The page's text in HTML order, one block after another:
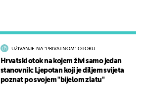
UŽIVANJE NA "PRIVATNOM" OTOKU
Hrvatski otok na kojem živi samo jedan
stanovnik: Ljepotan koji je diljem svijeta
poznat po svojem "bijelom zlatu"